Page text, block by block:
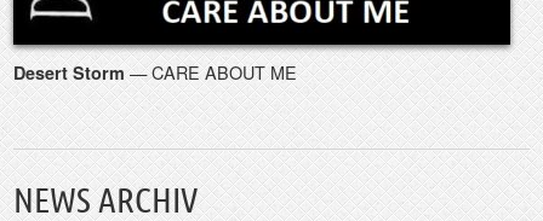
Desert Storm— CARE ABOUT ME
NEWS ARCHIV